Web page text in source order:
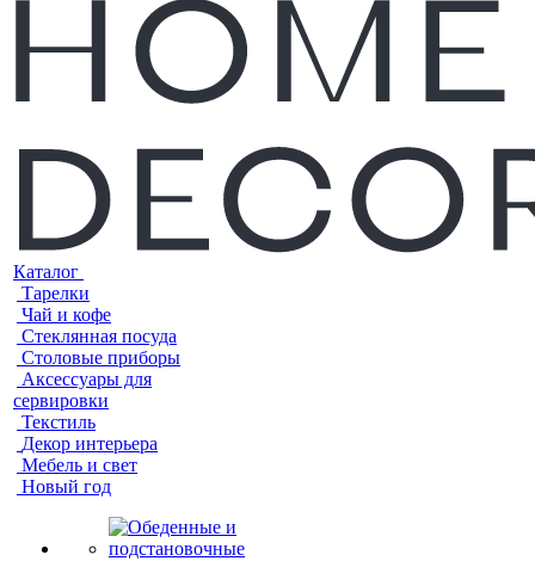
Каталог
Тарелки
Чай и кофе
Стеклянная посуда
Столовые приборы
Аксессуары для
сервировки
Текстиль
Декор интерьера
Мебель и свет
Новый год